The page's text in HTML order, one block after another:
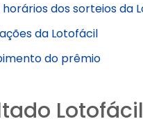
horários dos sorteios da
da Lotofácil
do prêmio